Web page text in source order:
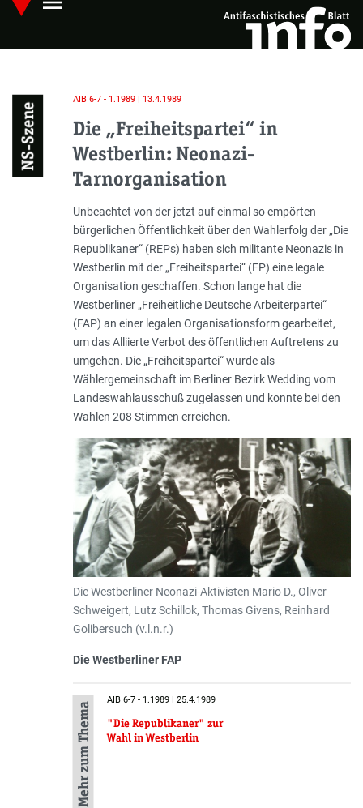
Skip
main
Hauptmenü öffnen
NS-Szene
AIB 6-7 - 1.1989 | 13.4.1989
Die „Freiheitspartei“ in
Westberlin: Neonazi-
Tarnorganisation
Einleitung
Unbeachtet von der jetzt auf einmal so empörten
bürgerlichen Öffentlichkeit über den Wahlerfolg der „Die
Republikaner“ (REPs) haben sich militante Neonazis in
Westberlin mit der „Freiheitspartei“ (FP) eine legale
Organisation geschaffen. Schon lange hat die
Westberliner „Freiheitliche Deutsche Arbeiterpartei“
(FAP) an einer legalen Organisationsform gearbeitet,
um das Alliierte Verbot des öffentlichen Auftretens zu
umgehen. Die „Freiheitspartei“ wurde als
Wählergemeinschaft im Berliner Bezirk Wedding vom
Landeswahlausschuß zugelassen und konnte bei den
Wahlen 208 Stimmen erreichen.
Die Westberliner Neonazi-Aktivisten Mario D., Oliver
Schweigert, Lutz Schillok, Thomas Givens, Reinhard
Golibersuch (v.l.n.r.)
Die Westberliner FAP
Mehr zum Thema
AIB 6-7 - 1.1989 | 25.4.1989
"Die Republikaner" zur
Wahl in Westberlin